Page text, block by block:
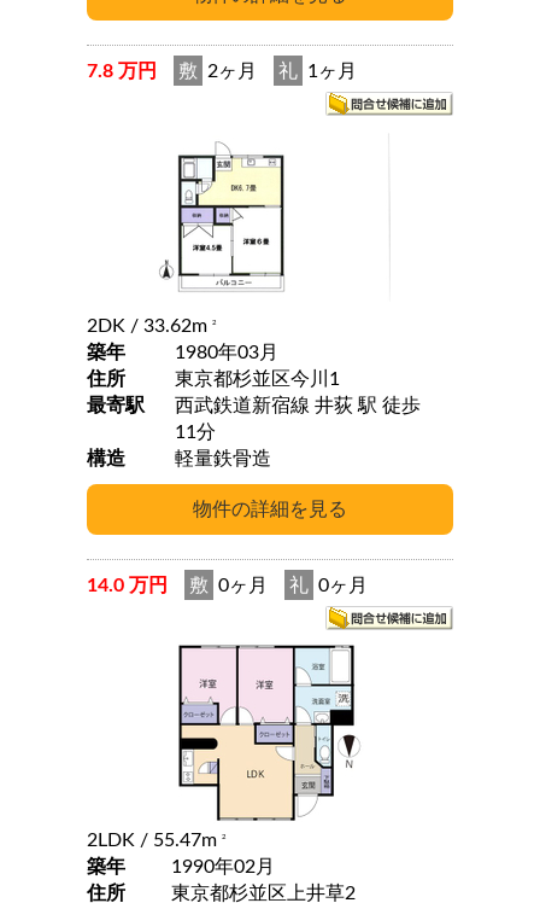
7.8 万円 敷 2ヶ月 礼 1ヶ月
2DK / 33.62m 2
築年
1980年03月
住所
東京都杉並区今川1
最寄駅
西武鉄道新宿線 井荻 駅 徒歩
11分
構造
軽量鉄骨造
14.0 万円 敷 0ヶ月 礼 0ヶ月
2LDK / 55.47m 2
築年
1990年02月
住所
東京都杉並区上井草2